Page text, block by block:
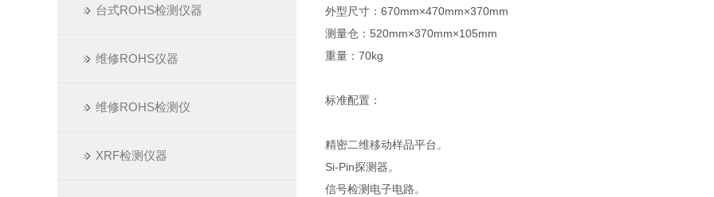
台式ROHS检测仪器
维修ROHS仪器
维修ROHS检测仪
XRF检测仪器
外型尺寸：670mm×470mm×370mm
测量仓：520mm×370mm×105mm
重量：70kg
标准配置：
精密二维移动样品平台。
Si-Pin探测器。
信号检测电子电路。